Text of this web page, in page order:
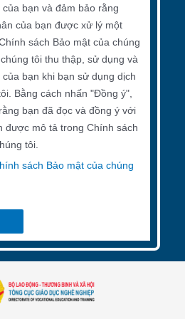
bạn và đảm bảo rằng
của bạn được xử lý một
sách Bảo mật của chúng
tôi thu thập, sử dụng và
bạn khi bạn sử dụng dịch
Bằng cách nhấn "Đồng ý",
bạn đã đọc và đồng ý với
được mô tả trong Chính sách
tôi.
sách Bảo mật của chúng